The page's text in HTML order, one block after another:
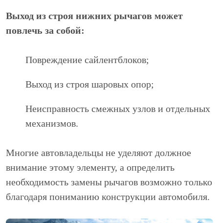
Выход из строя нижних рычагов может
повлечь за собой:
Повреждение сайлентблоков;
Выход из строя шаровых опор;
Неисправность смежных узлов и отдельных
механизмов.
Многие автовладельцы не уделяют должное
внимание этому элементу, а определить
необходимость замены рычагов возможно только
благодаря пониманию конструкции автомобиля.